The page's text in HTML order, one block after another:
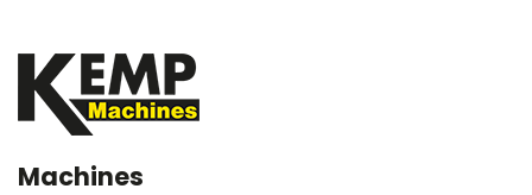
Machines